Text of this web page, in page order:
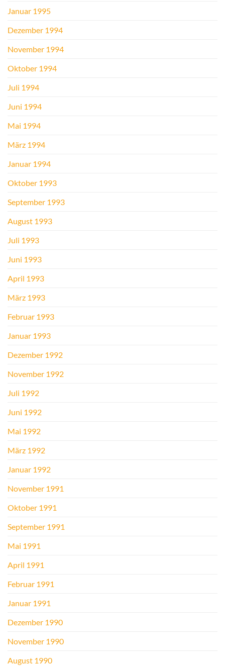
Januar 1995
Dezember 1994
November 1994
Oktober 1994
Juli 1994
Juni 1994
Mai 1994
März 1994
Januar 1994
Oktober 1993
September 1993
August 1993
Juli 1993
Juni 1993
April 1993
März 1993
Februar 1993
Januar 1993
Dezember 1992
November 1992
Juli 1992
Juni 1992
Mai 1992
März 1992
Januar 1992
November 1991
Oktober 1991
September 1991
Mai 1991
April 1991
Februar 1991
Januar 1991
Dezember 1990
November 1990
August 1990